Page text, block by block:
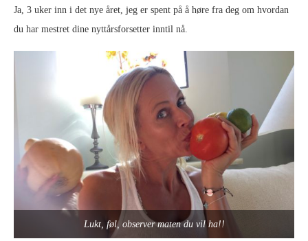
Ja, 3 uker inn i det nye året, jeg er spent på å høre fra deg om hvordan
du har mestret dine nyttårsforsetter inntil nå.
Lukt, føl, observer maten du vil ha!!